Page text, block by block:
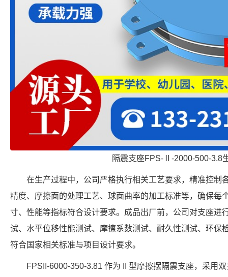
隔震支座FPS-Ⅱ-2000-500-3.8
在生产过程中，公司严格执行相关工艺要求，精准控制
精度、摩擦面的处理工艺、球面曲率的加工标准等，确保每
寸、性能等指标符合设计要求。成品出厂前，公司对支座进
试、水平位移性能测试、摩擦系数测试、耐久性测试、环保
符合国家相关标准与项目设计要求。
FPSII-6000-350-3.81 作为 II 型摩擦摆隔震支座，采用